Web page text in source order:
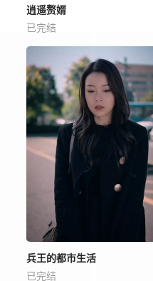
逍遥赘婿
已完结
兵王的都市生活
已完结